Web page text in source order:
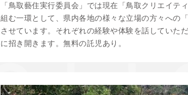
「鳥取藝住実行委員会」では現在「鳥取クリエイテ
組む一環として、県内各地の様々な立場の方々への
させています。それぞれの経験や体験を話していた
に招き開きます。無料の託児あり。